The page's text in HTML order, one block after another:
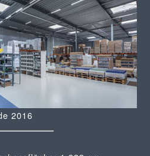
2016